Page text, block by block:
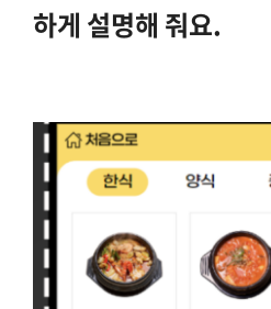
하게 설명해 줘요.